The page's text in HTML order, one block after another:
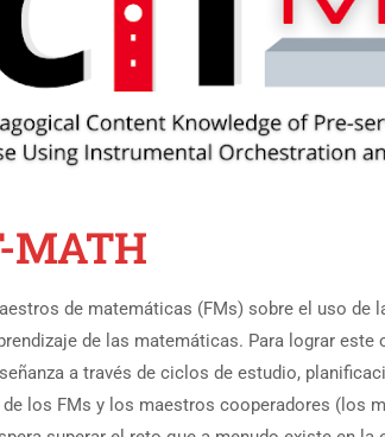
MATH
de matemáticas (FMs) sobre el uso de
de las matemáticas. Para lograr
a través de ciclos de estudio,
los FMs y los maestros cooperadores (los